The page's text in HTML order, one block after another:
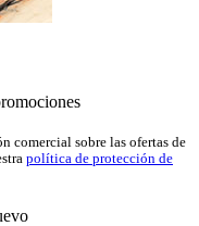
comercial sobre las ofertas de
política de protección de